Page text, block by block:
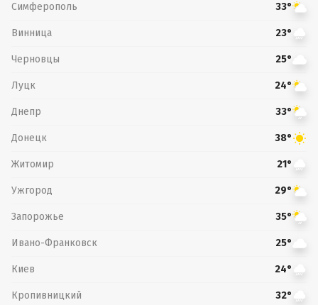
Симферополь 33°
Винница 23°
Черновцы 25°
Луцк 24°
Днепр 33°
Донецк 38°
Житомир 21°
Ужгород 29°
Запорожье 35°
Ивано-Франковск 25°
Киев 24°
Кропивницкий 32°